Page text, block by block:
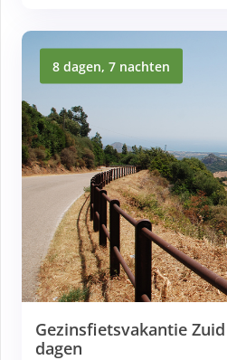
8 dagen, 7 nachten
Gezinsfietsvakantie
dagen